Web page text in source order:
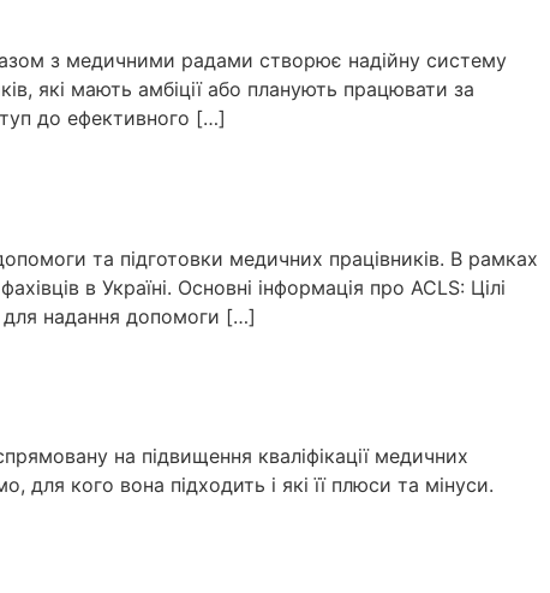
з медичними радами створює надійну систему
які мають амбіції або планують працювати за
до ефективного […]
та підготовки медичних працівників. В рамках
в Україні. Основні інформація про ACLS: Цілі
для надання допомоги […]
на підвищення кваліфікації медичних
для кого вона підходить і які її плюси та мінуси.